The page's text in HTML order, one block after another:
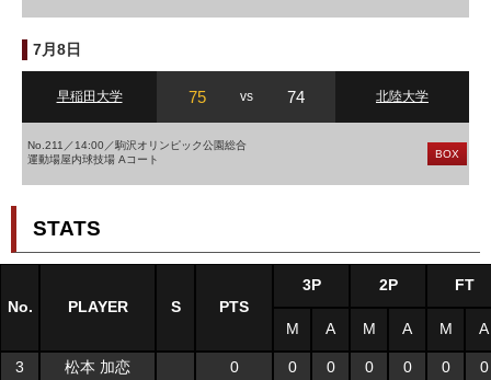
7月8日
早稲田大学 75 vs 74 北陸大学
No.211／14:00／駒沢オリンピック公園総合
運動場屋内球技場 Aコート
BOX
STATS
No. PLAYER S PTS
3P 2P FT
M A M A M A
3 松本 加恋 0 0 0 0 0 0
0